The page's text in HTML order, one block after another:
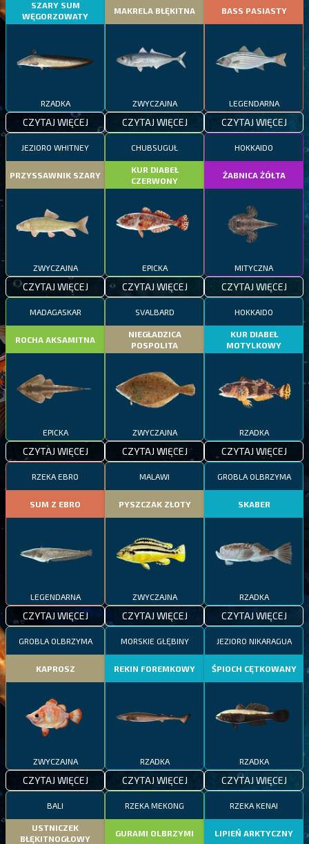
SZARY SUM
WĘGORZOWATY
RZADKA
CZYTAJ WIĘCEJ
MAKRELA BŁĘKITNA
ZWYCZAJNA
CZYTAJ WIĘCEJ
BASS PASIASTY
LEGENDARNA
CZYTAJ WIĘCEJ
JEZIORO WHITNEY
PRZYSSAWNIK SZARY
ZWYCZAJNA
CZYTAJ WIĘCEJ
CHUBSUGUŁ
KUR DIABEŁ
CZERWONY
EPICKA
CZYTAJ WIĘCEJ
HOKKAIDO
ŻABNICA ŻÓŁTA
MITYCZNA
CZYTAJ WIĘCEJ
MADAGASKAR
ROCHA AKSAMITNA
EPICKA
CZYTAJ WIĘCEJ
SVALBARD
NIEGŁADZICA
POSPOLITA
ZWYCZAJNA
CZYTAJ WIĘCEJ
HOKKAIDO
KUR DIABEŁ
MOTYLKOWY
RZADKA
CZYTAJ WIĘCEJ
RZEKA EBRO
SUM Z EBRO
LEGENDARNA
CZYTAJ WIĘCEJ
MALAWI
PYSZCZAK ZŁOTY
ZWYCZAJNA
CZYTAJ WIĘCEJ
GROBLA OLBRZYMA
SKABER
RZADKA
CZYTAJ WIĘCEJ
GROBLA OLBRZYMA
KAPROSZ
ZWYCZAJNA
CZYTAJ WIĘCEJ
MORSKIE GŁĘBINY
REKIN FOREMKOWY
RZADKA
CZYTAJ WIĘCEJ
JEZIORO NIKARAGUA
ŚPIOCH CĘTKOWANY
RZADKA
CZYTAJ WIĘCEJ
BALI
USTNICZEK
BŁĘKITNOGŁOWY
RZEKA MEKONG
GURAMI OLBRZYMI
RZEKA KENAI
LIPIEŃ ARKTYCZNY